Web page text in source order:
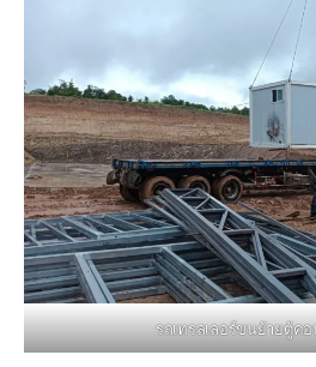
รถเทรลเลอร์ขนย้ายตู้ค